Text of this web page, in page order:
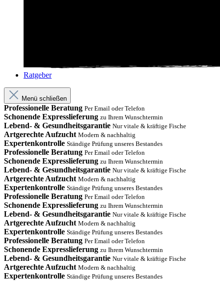
Ratgeber
Menü schließen
Professionelle Beratung Per Email oder Telefon
Schonende Expresslieferung zu Ihrem Wunschtermin
Lebend- & Gesundheitsgarantie Nur vitale & kräftige Fische
Artgerechte Aufzucht Modern & nachhaltig
Expertenkontrolle Ständige Prüfung unseres Bestandes
Professionelle Beratung Per Email oder Telefon
Schonende Expresslieferung zu Ihrem Wunschtermin
Lebend- & Gesundheitsgarantie Nur vitale & kräftige Fische
Artgerechte Aufzucht Modern & nachhaltig
Expertenkontrolle Ständige Prüfung unseres Bestandes
Professionelle Beratung Per Email oder Telefon
Schonende Expresslieferung zu Ihrem Wunschtermin
Lebend- & Gesundheitsgarantie Nur vitale & kräftige Fische
Artgerechte Aufzucht Modern & nachhaltig
Expertenkontrolle Ständige Prüfung unseres Bestandes
Professionelle Beratung Per Email oder Telefon
Schonende Expresslieferung zu Ihrem Wunschtermin
Lebend- & Gesundheitsgarantie Nur vitale & kräftige Fische
Artgerechte Aufzucht Modern & nachhaltig
Expertenkontrolle Ständige Prüfung unseres Bestandes